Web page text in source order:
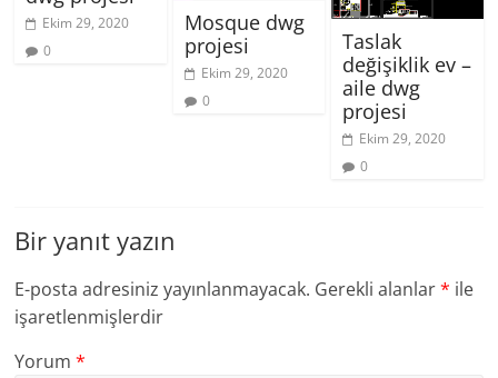
Ekim 29, 2020
0
Mosque dwg
projesi
Ekim 29, 2020
0
Taslak
değişiklik ev –
aile dwg
projesi
Ekim 29, 2020
0
Bir yanıt yazın
E-posta adresiniz yayınlanmayacak. Gerekli alanlar* ile
işaretlenmişlerdir
Yorum*